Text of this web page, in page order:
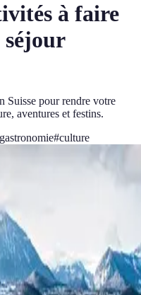
à faire
séjour
Suisse pour rendre votre
aventures et festins.
gastronomie#culture